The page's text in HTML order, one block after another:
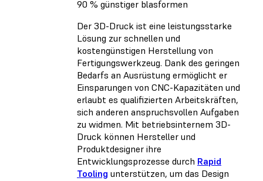
90 % günstiger blasformen
Der 3D-Druck ist eine leistungsstarke
Lösung zur schnellen und
kostengünstigen Herstellung von
Fertigungswerkzeug. Dank des geringen
Bedarfs an Ausrüstung ermöglicht er
Einsparungen von CNC-Kapazitäten und
erlaubt es qualifizierten Arbeitskräften,
sich anderen anspruchsvollen Aufgaben
zu widmen. Mit betriebsinternem 3D-
Druck können Hersteller und
Produktdesigner ihre
Entwicklungsprozesse durch Rapid
Tooling unterstützen, um das Design